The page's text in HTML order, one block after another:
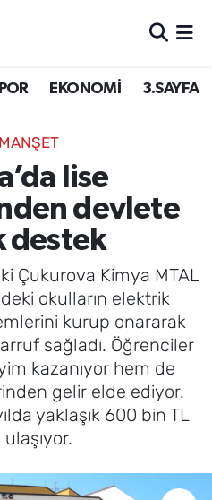
EKONOMİ 3.SAYFA
lise
devlete
destek
Çukurova Kimya MTAL
okulların elektrik
kurup onararak
sağladı. Öğrenciler
kazanıyor hem de
gelir elde ediyor.
yaklaşık 600 bin TL
Haritası
ve Fikstür